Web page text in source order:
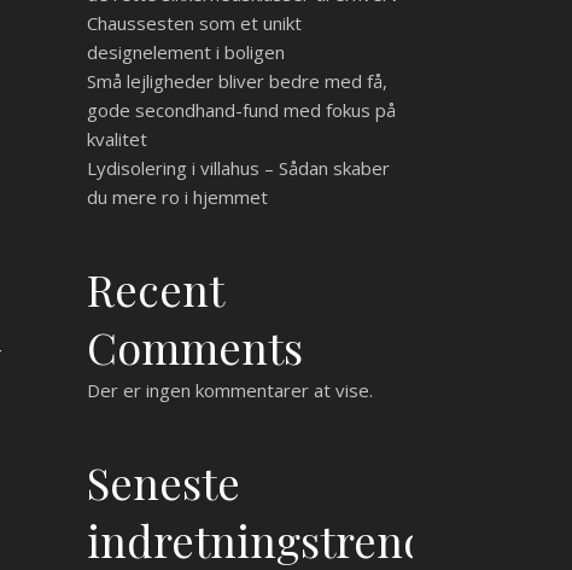
Chaussesten som et unikt
designelement i boligen
Små lejligheder bliver bedre med få,
gode secondhand-fund med fokus på
kvalitet
Lydisolering i villahus – Sådan skaber
du mere ro i hjemmet
Recent
Comments
Der er ingen kommentarer at vise.
Seneste
indretningstrends